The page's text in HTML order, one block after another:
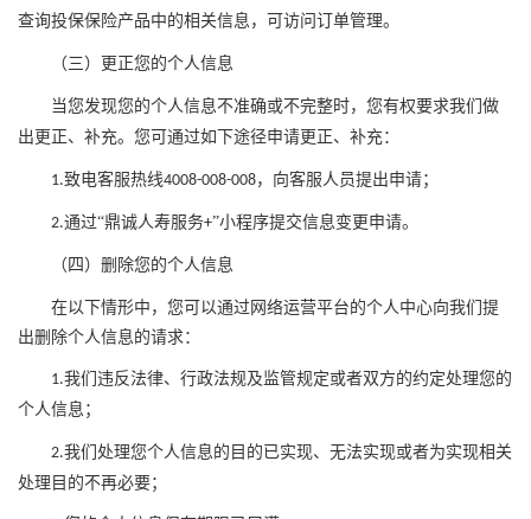
查询投保保险产品中的相关信息，可访问订单管理。
（三）更正您的个人信息
当您发现您的个人信息不准确或不完整时，您有权要求我们做
出更正、补充。您可通过如下途径申请更正、补充：
1.致电客服热线4008-008-008，向客服人员提出申请；
2.通过“鼎诚人寿服务+”小程序提交信息变更申请。
（四）删除您的个人信息
在以下情形中，您可以通过网络运营平台的个人中心向我们提
出删除个人信息的请求：
1.我们违反法律、行政法规及监管规定或者双方的约定处理您的
个人信息 ；
2.我们处理您个人信息的目的已实现、无法实现或者为实现相关
处理目的不再必要；